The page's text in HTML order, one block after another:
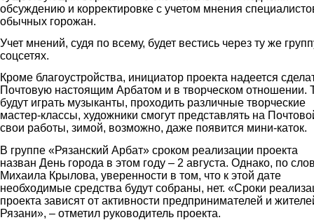
обсуждению и корректировке с учетом мнения
обычных горожан.
Учет мнений, судя по всему, будет вестись через ту же
соцсетях.
Кроме благоустройства, инициатор проекта надеется
Почтовую настоящим Арбатом и в творческом отношении.
будут играть музыканты, проходить различные творческие
мастер-классы, художники смогут представлять на
свои работы, зимой, возможно, даже появится мини-каток.
В группе «Рязанский Арбат» сроком реализации проекта
назван День города в этом году – 2 августа. Однако, по
Михаила Крылова, уверенности в том, что к этой дате
необходимые средства будут собраны, нет. «Сроки
проекта зависят от активности предпринимателей и
Рязани», – отметил руководитель проекта.